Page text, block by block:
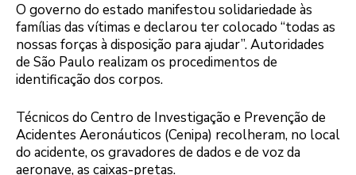
O governo do estado manifestou solidariedade às
famílias das vítimas e declarou ter colocado “todas as
nossas forças à disposição para ajudar”. Autoridades
de São Paulo realizam os procedimentos de
identificação dos corpos.
Técnicos do Centro de Investigação e Prevenção de
Acidentes Aeronáuticos (Cenipa) recolheram, no local
do acidente, os gravadores de dados e de voz da
aeronave, as caixas-pretas.